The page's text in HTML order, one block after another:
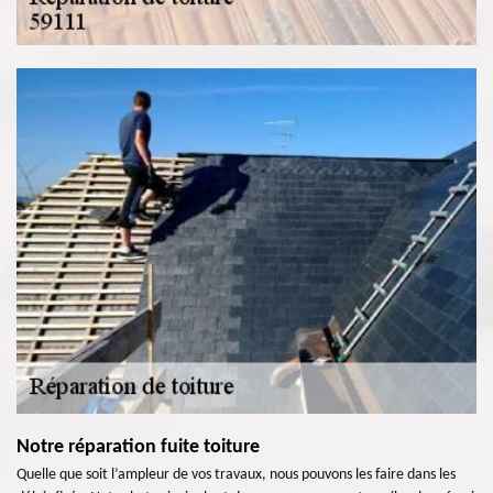
Notre réparation fuite toiture
Quelle que soit l’ampleur de vos travaux, nous pouvons les faire dans les